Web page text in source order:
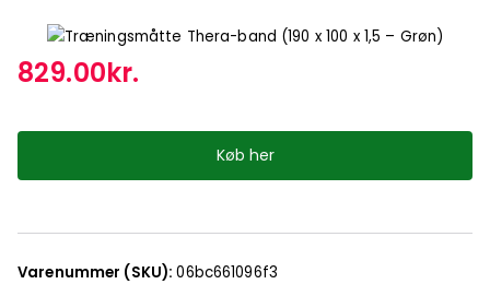
829.00kr.
Køb her
Varenummer (SKU):06bc661096f3